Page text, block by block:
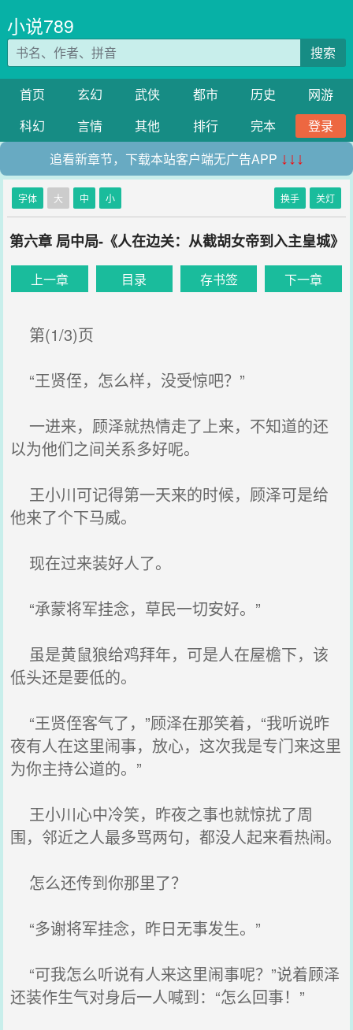
小说789
搜索
首页 玄幻 武侠 都市 历史
网游
科幻
言情 其他 排行 完本
登录
追看新章节，下载本站客户端无广告APP ↓↓↓
字体 大 中 小 换手 关灯
第六章 局中局-《人在边关：从截胡女帝到入主皇城》
上一章 目录 存书签 下一章
第(1/3)页
“王贤侄，怎么样，没受惊吧？”
一进来，顾泽就热情走了上来，不知道的还
以为他们之间关系多好呢。
王小川可记得第一天来的时候，顾泽可是给
他来了个下马威。
现在过来装好人了。
“承蒙将军挂念，草民一切安好。”
虽是黄鼠狼给鸡拜年，可是人在屋檐下，该
低头还是要低的。
“王贤侄客气了，”顾泽在那笑着，“我听说昨
夜有人在这里闹事，放心，这次我是专门来这里
为你主持公道的。”
王小川心中冷笑，昨夜之事也就惊扰了周
围，邻近之人最多骂两句，都没人起来看热闹。
怎么还传到你那里了？
“多谢将军挂念，昨日无事发生。”
“可我怎么听说有人来这里闹事呢？”说着顾泽
还装作生气对身后一人喊到：“怎么回事！”